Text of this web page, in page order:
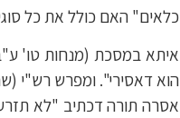
כלאים" האם כולל את כל
איתא במסכת (מנחות טו'
הוא דאסירי". ומפרש רש"י
אסרה תורה דכתיב "לא